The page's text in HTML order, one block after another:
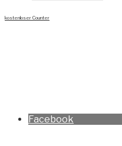
kostenloser Counter
Facebook